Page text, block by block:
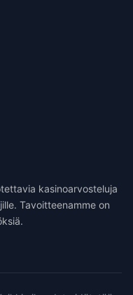
kasinoarvosteluja
Tavoitteenamme on